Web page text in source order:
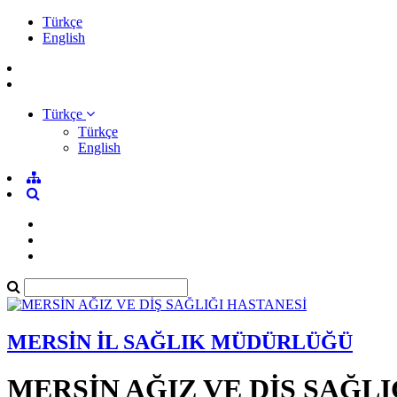
Türkçe
English
Türkçe
Türkçe
English
MERSİN İL SAĞLIK MÜDÜRLÜĞÜ
MERSİN AĞIZ VE DİŞ